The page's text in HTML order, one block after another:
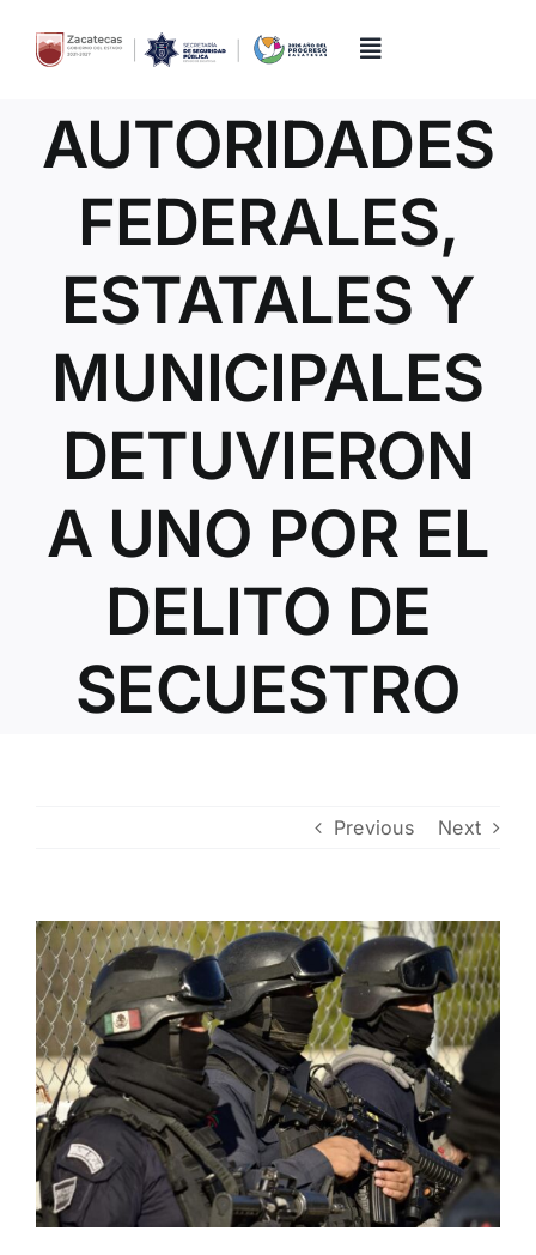
content
Toggle
Inicio
Directorio
Quiénes Somos
Trámites y Servicios
Transparencia
Contacto
AUTORIDADES
FEDERALES,
ESTATALES Y
MUNICIPALES
DETUVIERON
A UNO POR EL
DELITO DE
SECUESTRO
Previous Next
View
Larger
Image